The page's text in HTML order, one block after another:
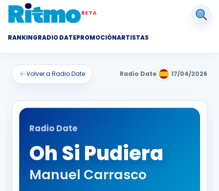
BETA
RANKINGRADIO DATEPROMOCIÓNARTISTAS
←Volver a Radio Date Radio Date 17/04/2026
Radio Date
Oh Si Pudiera
Manuel Carrasco